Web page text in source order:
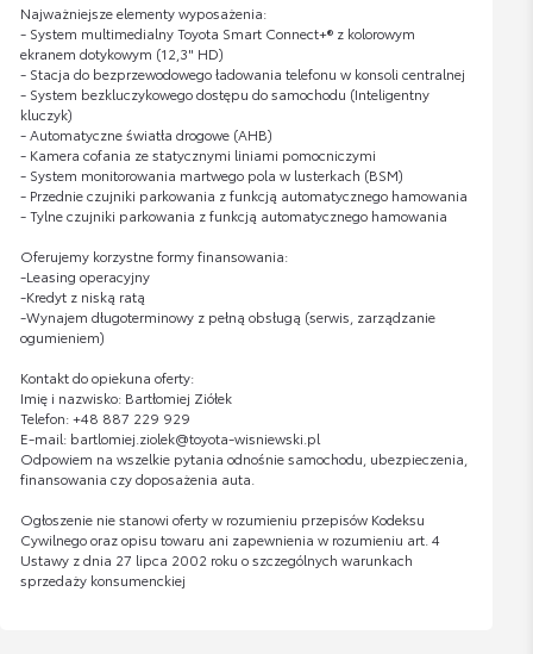
Najważniejsze elementy wyposażenia:
- System multimedialny Toyota Smart Connect+® z kolorowym
ekranem dotykowym (12,3" HD)
- Stacja do bezprzewodowego ładowania telefonu w konsoli centralnej
- System bezkluczykowego dostępu do samochodu (Inteligentny
kluczyk)
- Automatyczne światła drogowe (AHB)
- Kamera cofania ze statycznymi liniami pomocniczymi
- System monitorowania martwego pola w lusterkach (BSM)
- Przednie czujniki parkowania z funkcją automatycznego hamowania
- Tylne czujniki parkowania z funkcją automatycznego hamowania
Oferujemy korzystne formy finansowania:
-Leasing operacyjny
-Kredyt z niską ratą
-Wynajem długoterminowy z pełną obsługą (serwis, zarządzanie
ogumieniem)
Kontakt do opiekuna oferty:
Imię i nazwisko: Bartłomiej Ziółek
Telefon: +48 887 229 929
E-mail: bartlomiej.ziolek@toyota-wisniewski.pl
Odpowiem na wszelkie pytania odnośnie samochodu, ubezpieczenia,
finansowania czy doposażenia auta.
Ogłoszenie nie stanowi oferty w rozumieniu przepisów Kodeksu
Cywilnego oraz opisu towaru ani zapewnienia w rozumieniu art. 4
Ustawy z dnia 27 lipca 2002 roku o szczególnych warunkach
sprzedaży konsumenckiej